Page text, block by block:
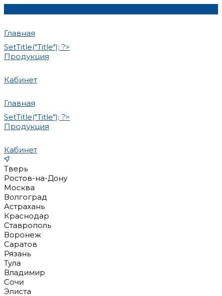
Главная
SetTitle("Title"); ?>
Продукция
Кабинет
Главная
SetTitle("Title"); ?>
Продукция
Кабинет
Тверь
Ростов-на-Дону
Москва
Волгоград
Астрахань
Краснодар
Ставрополь
Воронеж
Саратов
Рязань
Тула
Владимир
Сочи
Элиста